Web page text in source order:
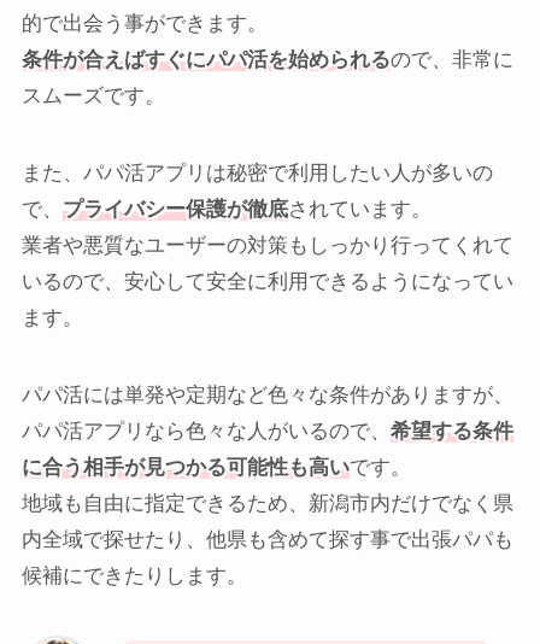
的で出会う事ができます。
条件が合えばすぐにパパ活を始められるので、非常に
スムーズです。
また、パパ活アプリは秘密で利用したい人が多いの
で、 プライバシー保護が徹底されています。
業者や悪質なユーザーの対策もしっかり行ってくれて
いるので、安心して安全に利用できるようになってい
ます。
パパ活には単発や定期など色々な条件がありますが、
パパ活アプリなら色々な人がいるので、 希望する条件
に合う相手が見つかる可能性も高いです。
地域も自由に指定できるため、新潟市内だけでなく県
内全域で探せたり、他県も含めて探す事で出張パパも
候補にできたりします。